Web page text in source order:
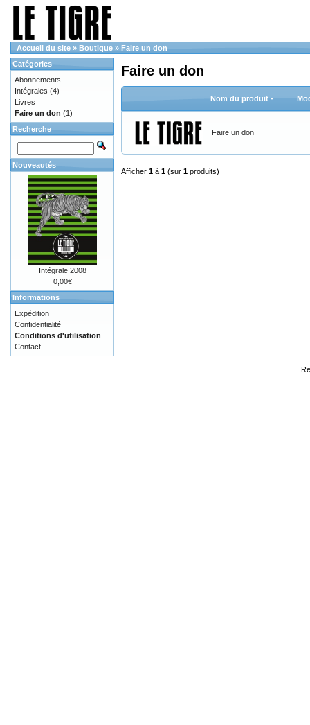
Accueil du site » Boutique » Faire un don
Faire un don
Nom du produit -
Faire un don
Afficher 1 à 1 (sur 1 produits)
Catégories
Abonnements
Intégrales (4)
Livres
Faire un don (1)
Recherche
Nouveautés
Intégrale 2008
0,00€
Informations
Expédition
Confidentialité
Conditions d'utilisation
Contact